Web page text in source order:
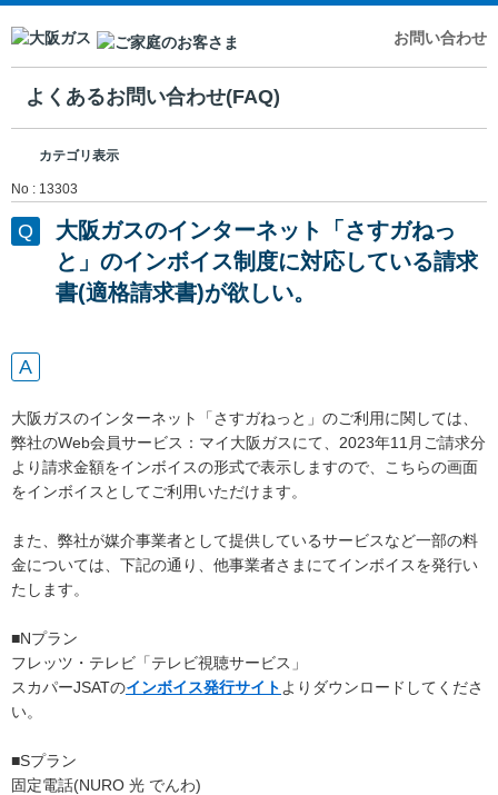
お問い合わせ
よくあるお問い合わせ(FAQ)
カテゴリ表示
No : 13303
大阪ガスのインターネット「さすガねっ
と」のインボイス制度に対応している請求
書(適格請求書)が欲しい。
大阪ガスのインターネット「さすガねっと」のご利用に関しては、
弊社のWeb会員サービス：マイ大阪ガスにて、2023年11月ご請求分
より請求金額をインボイスの形式で表示しますので、こちらの画面
をインボイスとしてご利用いただけます。
また、弊社が媒介事業者として提供しているサービスなど一部の料
金については、下記の通り、他事業者さまにてインボイスを発行い
たします。
■Nプラン
フレッツ・テレビ「テレビ視聴サービス」
スカパーJSATのインボイス発行サイト よりダウンロードしてくださ
い。
■Sプラン
固定電話(NURO 光 でんわ)